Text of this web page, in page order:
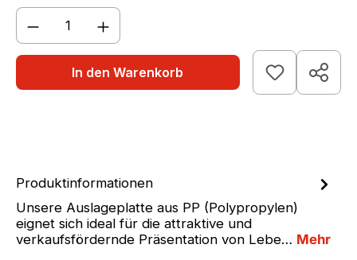
Produkt Anzahl: Gib den
In den Warenkorb
Produktinformationen
Unsere Auslageplatte aus PP (Polypropylen)
eignet sich ideal für die attraktive und
verkaufsfördernde Präsentation von Lebe… Mehr